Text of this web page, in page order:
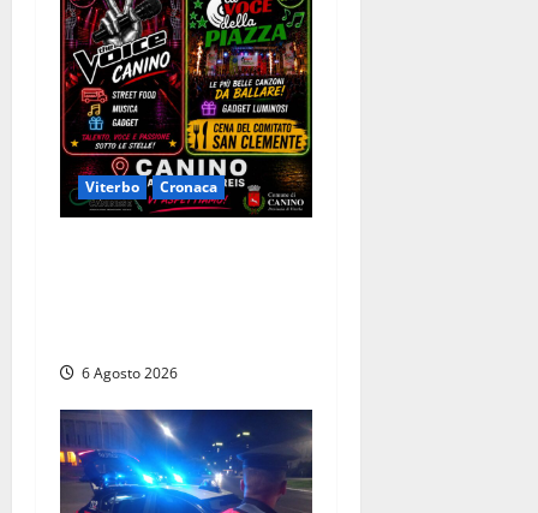
Viterbo Cronaca
6 Agosto 2026